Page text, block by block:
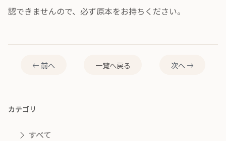
認できませんので、必ず原本をお持ちください。
前へ 一覧へ戻る 次へ
カテゴリ
すべて